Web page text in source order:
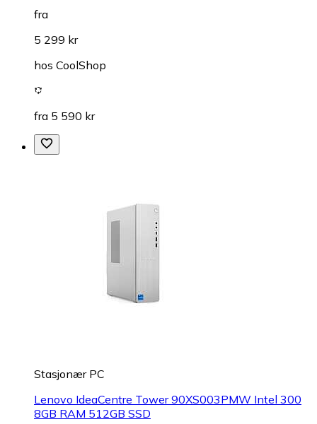
fra
5 299 kr
hos CoolShop
fra 5 590 kr
Stasjonær PC
Lenovo IdeaCentre Tower 90XS003PMW Intel 300
8GB RAM 512GB SSD